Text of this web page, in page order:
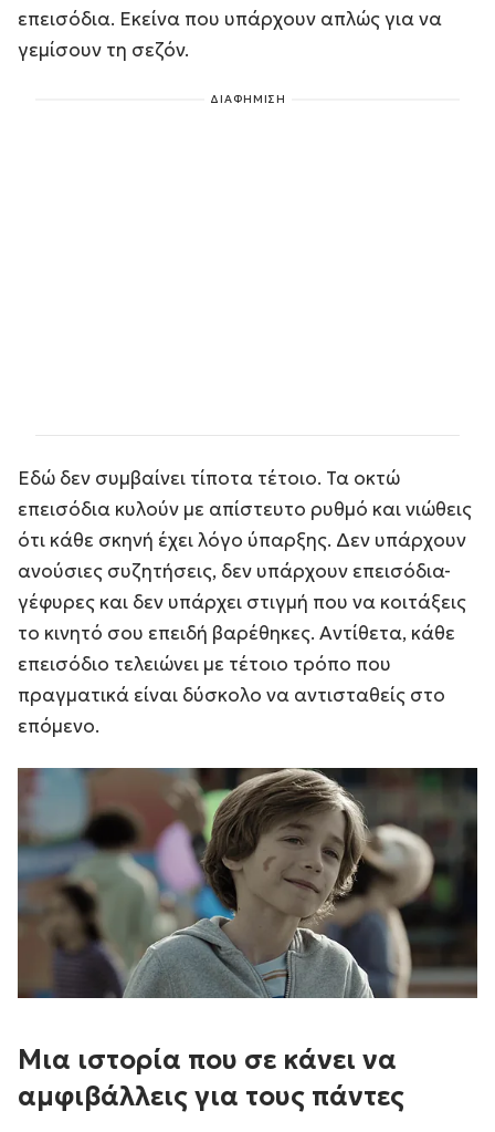
επεισόδια. Εκείνα που υπάρχουν απλώς για να
γεμίσουν τη σεζόν.
ΔΙΑΦΗΜΙΣΗ
Εδώ δεν συμβαίνει τίποτα τέτοιο. Τα οκτώ
επεισόδια κυλούν με απίστευτο ρυθμό και νιώθεις
ότι κάθε σκηνή έχει λόγο ύπαρξης. Δεν υπάρχουν
ανούσιες συζητήσεις, δεν υπάρχουν επεισόδια-
γέφυρες και δεν υπάρχει στιγμή που να κοιτάξεις
το κινητό σου επειδή βαρέθηκες. Αντίθετα, κάθε
επεισόδιο τελειώνει με τέτοιο τρόπο που
πραγματικά είναι δύσκολο να αντισταθείς στο
επόμενο.
Μια ιστορία που σε κάνει να
αμφιβάλλεις για τους πάντες